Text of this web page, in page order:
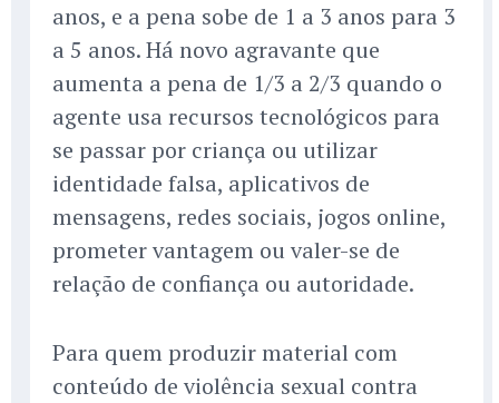
anos, e a pena sobe de 1 a 3 anos para 3
a 5 anos. Há novo agravante que
aumenta a pena de 1/3 a 2/3 quando o
agente usa recursos tecnológicos para
se passar por criança ou utilizar
identidade falsa, aplicativos de
mensagens, redes sociais, jogos online,
prometer vantagem ou valer-se de
relação de confiança ou autoridade.
Para quem produzir material com
conteúdo de violência sexual contra